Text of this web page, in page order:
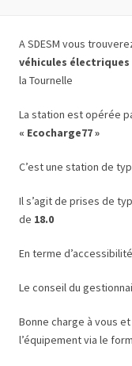
A SDESM vous
véhicules électriques
la Tournelle
La station est opérée
« Ecocharge77 »
C’est une station de
Il s’agit de prises de
de 18.0
En terme
Le conseil du
Bonne charge à vous
l’équipement via le